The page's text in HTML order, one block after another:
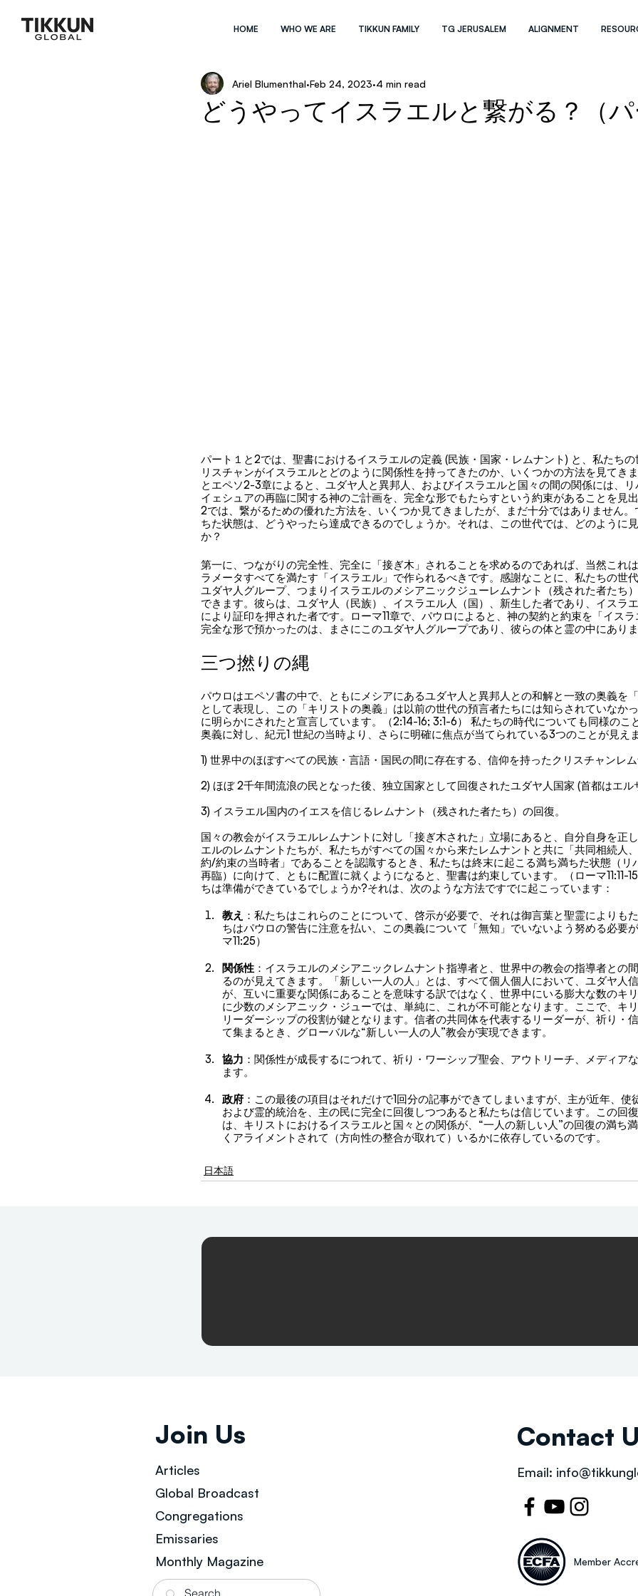
HOME WHO WE ARE TIKKUN FAMILY TG JERUSALEM ALIGNMENT
どうやってイスラエルと繋がる？（パ
Ariel Blumenthal Feb 24, 2023 4 min read
パート１と2では、聖書におけるイスラエルの定義 (民族・国家・レムナント) と、私たち
リスチャンがイスラエルとどのように関係性を持ってきたのか、いくつかの方法を見てき
とエペソ2-3章によると、ユダヤ人と異邦人、およびイスラエルと国々の間の関係には、リ
イェシュアの再臨に関する神のご計画を、完全な形でもたらすという約束があることを見
2では、繋がるための優れた方法を、いくつか見てきましたが、まだ十分ではありません
ちた状態は、どうやったら達成できるのでしょうか。それは、この世代では、どのように
か？
第一に、つながりの完全性、完全に「接ぎ木」されることを求めるのであれば、当然これ
ラメータすべてを満たす「イスラエル」で作られるべきです。感謝なことに、私たちの世
ユダヤ人グループ、つまりイスラエルのメシアニックジューレムナント（残された者たち
できます。彼らは、ユダヤ人（民族）、イスラエル人（国）、新生した者であり、イスラ
により証印を押された者です。ローマ11章で、パウロによると、神の契約と約束を「イスラ
完全な形で預かったのは、まさにこのユダヤ人グループであり、彼らの体と霊の中にありま
三つ撚りの縄
パウロはエペソ書の中で、ともにメシアにあるユダヤ人と異邦人との和解と一致の奥義を「
として表現し、この「キリストの奥義」は以前の世代の預言者たちには知らされていなか
に明らかにされたと宣言しています。（2:14-16; 3:1-6） 私たちの時代についても同様のこ
奥義に対し、紀元1 世紀の当時より、さらに明確に焦点が当てられている3つのことが見えま
1) 世界中のほぼすべての民族・言語・国民の間に存在する、信仰を持ったクリスチャンレム
2) ほぼ 2千年間流浪の民となった後、独立国家として回復されたユダヤ人国家 (首都はエル
3) イスラエル国内のイエスを信じるレムナント（残された者たち）の回復。
国々の教会がイスラエルレムナントに対し「接ぎ木された」立場にあると、自分自身を正
エルのレムナントたちが、私たちがすべての国々から来たレムナントと共に「共同相続人
約/約束の当時者」であることを認識するとき、私たちは終末に起こる満ち満ちた状態（リ
再臨）に向けて、ともに配置に就くようになると、聖書は約束しています。（ローマ11:11-
ちは準備ができているでしょうか?それは、次のような方法ですでに起こっています：
教え ：私たちはこれらのことについて、啓示が必要で、それは御言葉と聖霊によりも
ちはパウロの警告に注意を払い、この奥義について「無知」でいないよう努める必要
マ11:25）
関係性 ：イスラエルのメシアニックレムナント指導者と、世界中の教会の指導者との
るのが見えてきます。「新しい一人の人」とは、すべて個人個人において、ユダヤ人
が、互いに重要な関係にあることを意味する訳ではなく、世界中にいる膨大な数のキ
に少数のメシアニック・ジューでは、単純に、これが不可能となります。ここで、キ
リーダーシップの役割が鍵となります。信者の共同体を代表するリーダーが、祈り・
て集まるとき、グローバルな“新しい一人の人”教会が実現できます。
協力 ：関係性が成長するにつれて、祈り・ワーシップ聖会、アウトリーチ、メディア
ます。
政府 ：この最後の項目はそれだけで1回分の記事ができてしまいますが、主が近年、使
および霊的統治を、主の民に完全に回復しつつあると私たちは信じています。この回
は、キリストにおけるイスラエルと国々との関係が、“一人の新しい人”の回復の満ち
くアライメントされて（方向性の整合が取れて）いるかに依存しているのです。
日本語
Join Us
Articles
Global Broadcast
Congregations
Emissaries
Monthly Magazine
Contact
Email:
Member